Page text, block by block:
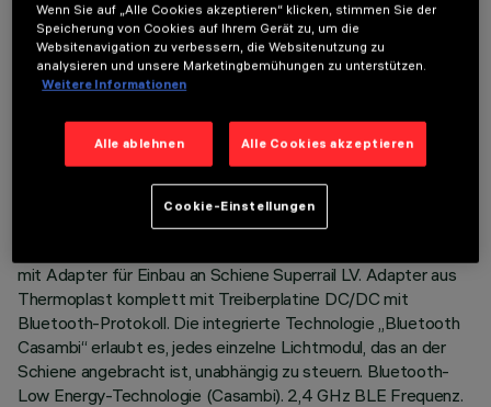
TECHNISCHE DATEN
mit Adapter für Einbau an Schiene Superrail LV. Adapter aus
Thermoplast komplett mit Treiberplatine DC/DC mit
Bluetooth-Protokoll. Die integrierte Technologie „Bluetooth
Casambi“ erlaubt es, jedes einzelne Lichtmodul, das an der
Schiene angebracht ist, unabhängig zu steuern. Bluetooth-
Low Energy-Technologie (Casambi). 2,4 GHz BLE Frequenz.
Wenn Sie auf „Alle Cookies akzeptieren“ klicken, stimmen Sie der
Speicherung von Cookies auf Ihrem Gerät zu, um die
Websitenavigation zu verbessern, die Websitenutzung zu
analysieren und unsere Marketingbemühungen zu unterstützen.
Weitere Informationen
Alle ablehnen Alle Cookies akzeptieren
Cookie-Einstellungen